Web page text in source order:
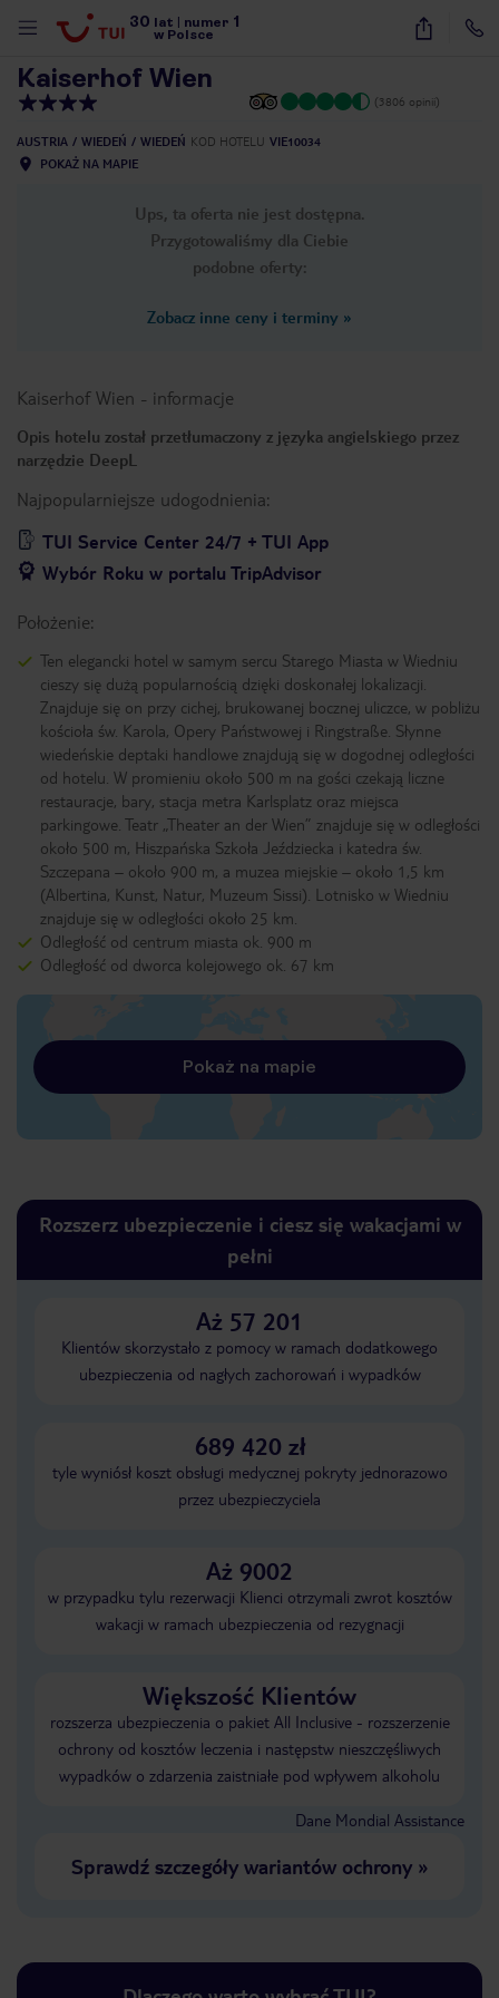
30 lat numer 1
w Polsce
59
Kaiserhof Wien
(3806 opinii)
AUSTRIA WIEDEŃ WIEDEŃ KOD HOTELU VIE10034
POKAŻ NA MAPIE
Ups, ta oferta nie jest dostępna.
Przygotowaliśmy dla Ciebie
podobne oferty:
Zobacz inne ceny i terminy »
Kaiserhof Wien - informacje
Opis hotelu został przetłumaczony z języka angielskiego przez
narzędzie DeepL
Najpopularniejsze udogodnienia:
TUI Service Center 24/7 + TUI App
Wybór Roku w portalu TripAdvisor
Położenie:
Ten elegancki hotel w samym sercu Starego Miasta w Wiedniu
cieszy się dużą popularnością dzięki doskonałej lokalizacji.
Znajduje się on przy cichej, brukowanej bocznej uliczce, w pobliżu
kościoła św. Karola, Opery Państwowej i Ringstraße. Słynne
wiedeńskie deptaki handlowe znajdują się w dogodnej odległości
od hotelu. W promieniu około 500 m na gości czekają liczne
restauracje, bary, stacja metra Karlsplatz oraz miejsca
parkingowe. Teatr „Theater an der Wien” znajduje się w odległości
około 500 m, Hiszpańska Szkoła Jeździecka i katedra św.
Szczepana – około 900 m, a muzea miejskie – około 1,5 km
(Albertina, Kunst, Natur, Muzeum Sissi). Lotnisko w Wiedniu
znajduje się w odległości około 25 km.
Odległość od centrum miasta ok. 900 m
Odległość od dworca kolejowego ok. 67 km
Pokaż na mapie
Rozszerz ubezpieczenie i ciesz się wakacjami w
pełni
Aż 57 201
Klientów skorzystało z pomocy w ramach dodatkowego
ubezpieczenia od nagłych zachorowań i wypadków
689 420 zł
tyle wyniósł koszt obsługi medycznej pokryty jednorazowo
przez ubezpieczyciela
Aż 9002
w przypadku tylu rezerwacji Klienci otrzymali zwrot kosztów
wakacji w ramach ubezpieczenia od rezygnacji
Większość Klientów
rozszerza ubezpieczenia o pakiet All Inclusive - rozszerzenie
ochrony od kosztów leczenia i następstw nieszczęśliwych
wypadków o zdarzenia zaistniałe pod wpływem alkoholu
Dane Mondial Assistance
Sprawdź szczegóły wariantów ochrony»